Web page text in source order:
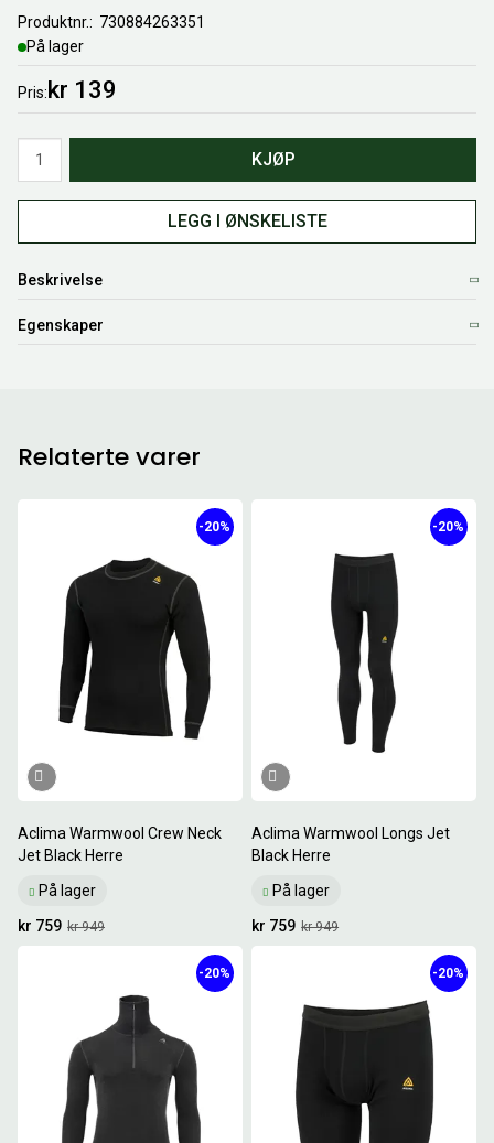
Produktnr.
730884263351
På lager
Pris kr 139
KJØP
LEGG I ØNSKELISTE
Beskrivelse
Egenskaper
Relaterte varer
Aclima Warmwool Crew Neck
Jet Black Herre
På lager
-20%
kr 949
kr 759
Aclima Warmwool Longs Jet
Black Herre
På lager
-20%
kr 949
kr 759
-20% -20%